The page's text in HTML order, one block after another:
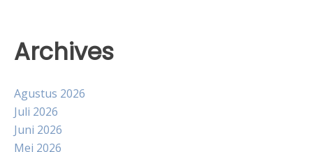
Archives
Agustus 2026
Juli 2026
Juni 2026
Mei 2026